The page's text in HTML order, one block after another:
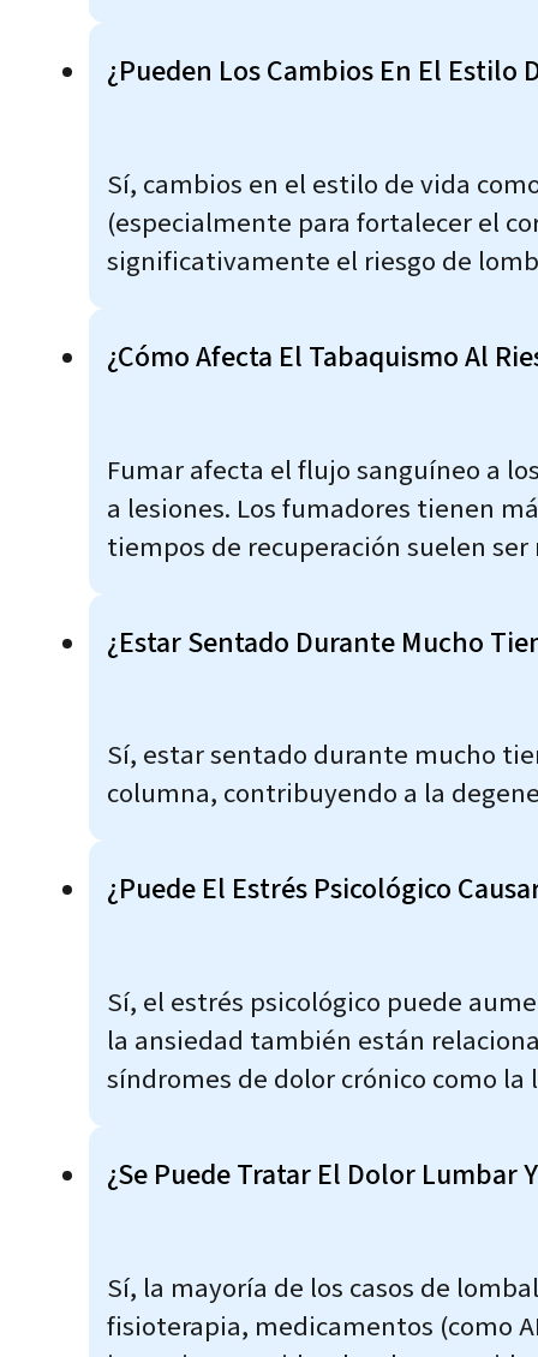
¿Pueden Los Cambios En El Estilo
Sí, cambios en el estilo de vida
(especialmente para fortalecer el
significativamente el riesgo de
¿Cómo Afecta El Tabaquismo Al
Fumar afecta el flujo sanguíneo a
a lesiones. Los fumadores tienen
tiempos de recuperación suelen ser
¿Estar Sentado Durante Mucho
Sí, estar sentado durante mucho
columna, contribuyendo a la
¿Puede El Estrés Psicológico
Sí, el estrés psicológico puede
la ansiedad también están
síndromes de dolor crónico como la
¿Se Puede Tratar El Dolor Lumbar
Sí, la mayoría de los casos de
fisioterapia, medicamentos (como